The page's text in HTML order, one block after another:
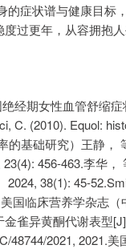
的症状谱与健康目标
过更年，从容拥抱人
经期女性血管舒缩
C. (2010). Equol:
的基础研究）王静
456-463.李华
2024, 38(1): 45-
国临床营养学杂志
雀异黄酮代谢表型
48744/2021, 2021.